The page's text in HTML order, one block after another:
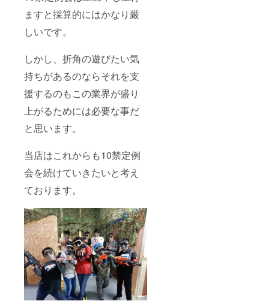
ますと採算的にはかなり厳
しいです。
しかし、折角の遊びたい気
持ちがあるのならそれを支
援するのもこの業界が盛り
上がるためには必要な事だ
と思います。
当店はこれからも10禁定例
会を続けていきたいと考え
ております。